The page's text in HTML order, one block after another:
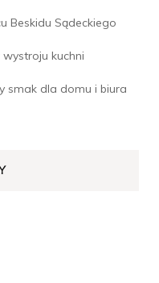
Beskidu Sądeckiego
kuchni
smak dla domu i biura